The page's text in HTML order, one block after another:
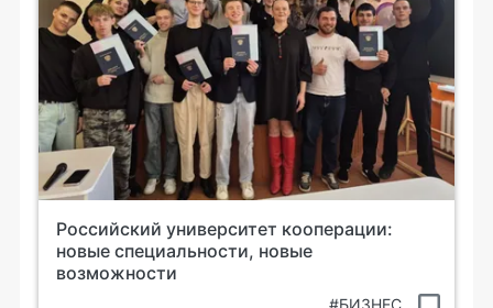
Российский университет кооперации:
новые специальности, новые
возможности
#БИЗНЕС